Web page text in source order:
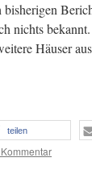
nichts bekannt.
Häuser
teilen